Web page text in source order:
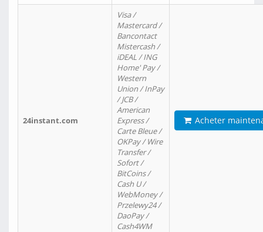
24instant.com
Visa /
Mastercard /
Bancontact
Mistercash /
iDEAL / ING
Home' Pay /
Western
Union / InPay
/ JCB /
American
Express /
Carte Bleue /
OKPay / Wire
Transfer /
Sofort /
BitCoins /
Cash U /
WebMoney /
Przelewy24 /
DaoPay /
Cash4WM
Acheter